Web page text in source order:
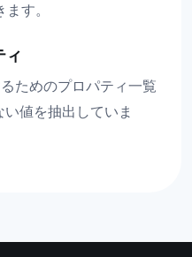
す。
ィ
ためのプロパティ一覧
値を抽出していま